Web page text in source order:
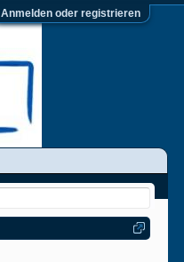
Anmelden oder registrieren